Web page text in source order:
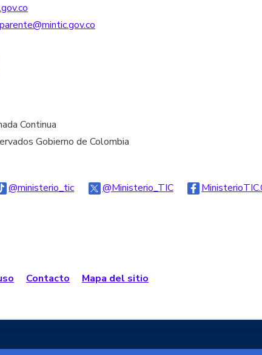
Continua
Gobierno de Colombia
Threads
@ministerio_ticLogo Tiktok@Ministerio_TICLogo Twitter
Contacto Mapa del sitio